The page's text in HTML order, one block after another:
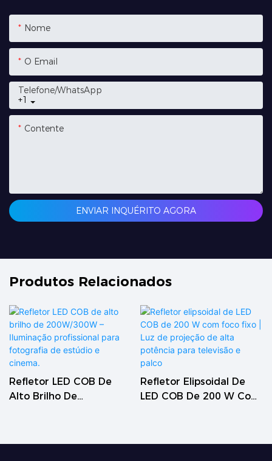
Nome
O Email
+1
Telefone/whatsApp
Contente
ENVIAR INQUÉRITO AGORA
Produtos Relacionados
Refletor LED COB De
Alto Brilho De
Refletor Elipsoidal De
LED COB De 200 W Com